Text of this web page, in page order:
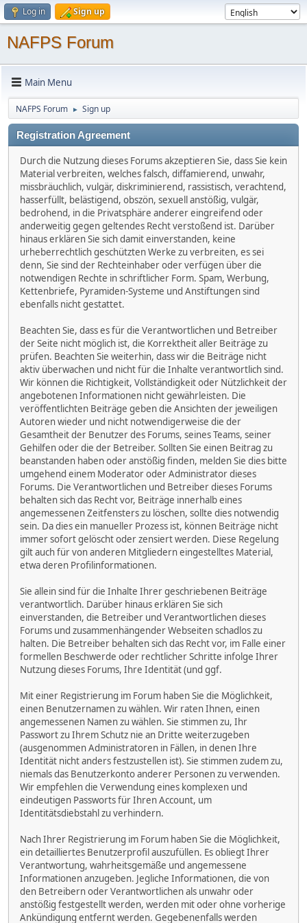
Log in Sign up
NAFPS Forum
Main Menu
NAFPS Forum ► Sign up
Registration Agreement
Durch die Nutzung dieses Forums akzeptieren Sie, dass Sie kein
Material verbreiten, welches falsch, diffamierend, unwahr,
missbräuchlich, vulgär, diskriminierend, rassistisch, verachtend,
hasserfüllt, belästigend, obszön, sexuell anstößig, vulgär,
bedrohend, in die Privatsphäre anderer eingreifend oder
anderweitig gegen geltendes Recht verstoßend ist. Darüber
hinaus erklären Sie sich damit einverstanden, keine
urheberrechtlich geschützten Werke zu verbreiten, es sei
denn, Sie sind der Rechteinhaber oder verfügen über die
notwendigen Rechte in schriftlicher Form. Spam, Werbung,
Kettenbriefe, Pyramiden-Systeme und Anstiftungen sind
ebenfalls nicht gestattet.
Beachten Sie, dass es für die Verantwortlichen und Betreiber
der Seite nicht möglich ist, die Korrektheit aller Beiträge zu
prüfen. Beachten Sie weiterhin, dass wir die Beiträge nicht
aktiv überwachen und nicht für die Inhalte verantwortlich sind.
Wir können die Richtigkeit, Vollständigkeit oder Nützlichkeit der
angebotenen Informationen nicht gewährleisten. Die
veröffentlichten Beiträge geben die Ansichten der jeweiligen
Autoren wieder und nicht notwendigerweise die der
Gesamtheit der Benutzer des Forums, seines Teams, seiner
Gehilfen oder die der Betreiber. Sollten Sie einen Beitrag zu
beanstanden haben oder anstößig finden, melden Sie dies bitte
umgehend einem Moderator oder Administrator dieses
Forums. Die Verantwortlichen und Betreiber dieses Forums
behalten sich das Recht vor, Beiträge innerhalb eines
angemessenen Zeitfensters zu löschen, sollte dies notwendig
sein. Da dies ein manueller Prozess ist, können Beiträge nicht
immer sofort gelöscht oder zensiert werden. Diese Regelung
gilt auch für von anderen Mitgliedern eingestelltes Material,
etwa deren Profilinformationen.
Sie allein sind für die Inhalte Ihrer geschriebenen Beiträge
verantwortlich. Darüber hinaus erklären Sie sich
einverstanden, die Betreiber und Verantwortlichen dieses
Forums und zusammenhängender Webseiten schadlos zu
halten. Die Betreiber behalten sich das Recht vor, im Falle einer
formellen Beschwerde oder rechtlicher Schritte infolge Ihrer
Nutzung dieses Forums, Ihre Identität (und ggf.
Mit einer Registrierung im Forum haben Sie die Möglichkeit,
einen Benutzernamen zu wählen. Wir raten Ihnen, einen
angemessenen Namen zu wählen. Sie stimmen zu, Ihr
Passwort zu Ihrem Schutz nie an Dritte weiterzugeben
(ausgenommen Administratoren in Fällen, in denen Ihre
Identität nicht anders festzustellen ist). Sie stimmen zudem zu,
niemals das Benutzerkonto anderer Personen zu verwenden.
Wir empfehlen die Verwendung eines komplexen und
eindeutigen Passworts für Ihren Account, um
Identitätsdiebstahl zu verhindern.
Nach Ihrer Registrierung im Forum haben Sie die Möglichkeit,
ein detailliertes Benutzerprofil auszufüllen. Es obliegt Ihrer
Verantwortung, wahrheitsgemäße und angemessene
Informationen anzugeben. Jegliche Informationen, die von
den Betreibern oder Verantwortlichen als unwahr oder
anstößig festgestellt werden, werden mit oder ohne vorherige
Ankündigung entfernt werden. Gegebenenfalls werden